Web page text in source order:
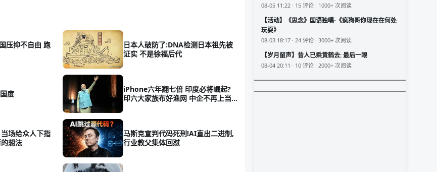
压抑不自由 跑
日本人破防了:DNA检测日本祖先被
证实 不是徐福后代
度
iPhone六年翻七倍 印度必将崛起?
印六大家族布好渔网 中企不再上当
场给众人下指
想法
马斯克宣判代码死刑!AI直出二进制,
行业教父集体回怼
08-05 11:22 · 15 评论 · 1000+ 次阅读
【活动】《思念》国语独唱-《疯狗哥你现在在何处
玩耍》
08-03 18:17 · 24 评论 · 3000+ 次阅读
【岁月留声】昔人已乘黄鹤去: 最后一眼
08-04 20:11 · 10 评论 · 2000+ 次阅读